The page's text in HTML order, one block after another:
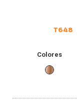
T648
Colores